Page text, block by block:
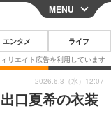
CLOSE
スマートフォン
MENU
エンタメ ライフ
口夏希の衣装
2026.6.3（水）12:07